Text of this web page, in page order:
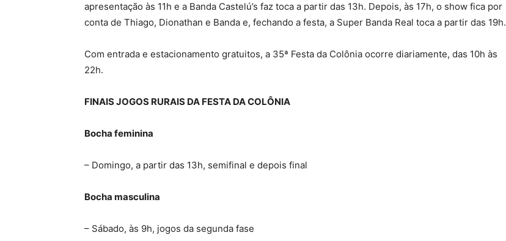
apresentação às 11h e a Banda Castelú’s faz toca a partir das 13h. Depois, às 17h, o show fica por
conta de Thiago, Dionathan e Banda e, fechando a festa, a Super Banda Real toca a partir das 19h.
Com entrada e estacionamento gratuitos, a 35ª Festa da Colônia ocorre diariamente, das 10h às
22h.
FINAIS JOGOS RURAIS DA FESTA DA COLÔNIA
Bocha feminina
– Domingo, a partir das 13h, semifinal e depois final
Bocha masculina
– Sábado, às 9h, jogos da segunda fase